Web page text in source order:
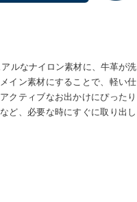
ルなナイロン素材に、牛革が洗
イン素材にすることで、軽い仕
クティブなお出かけにぴったり
ど、必要な時にすぐに取り出し